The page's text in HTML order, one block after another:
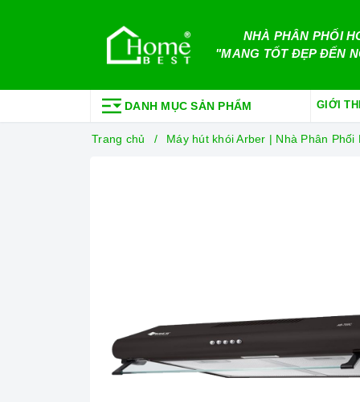
NHÀ PHÂN PHỐI
"MANG TỐT ĐẸP ĐẾN
DANH MỤC SẢN PHẨM GIỚI
Trang chủ Máy hút khói Arber | Nhà Phân